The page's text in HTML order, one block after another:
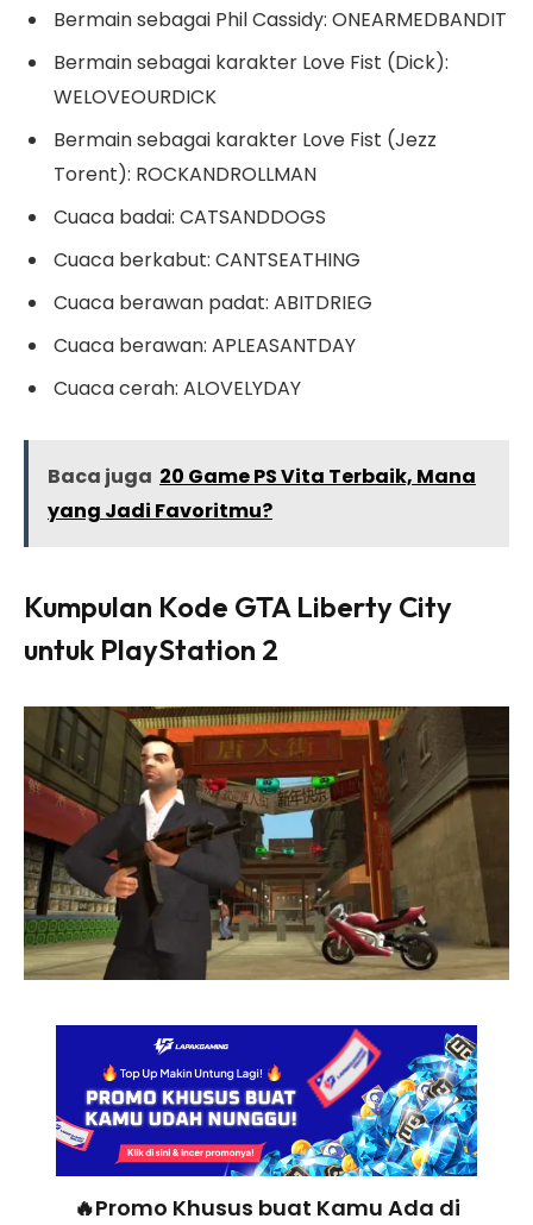
Bermain sebagai Phil Cassidy: ONEARMEDBANDIT
Bermain sebagai karakter Love Fist (Dick):
WELOVEOURDICK
Bermain sebagai karakter Love Fist (Jezz
Torent): ROCKANDROLLMAN
Cuaca badai: CATSANDDOGS
Cuaca berkabut: CANTSEATHING
Cuaca berawan padat: ABITDRIEG
Cuaca berawan: APLEASANTDAY
Cuaca cerah: ALOVELYDAY
Baca juga 20 Game PS Vita Terbaik, Mana
yang Jadi Favoritmu?
Kumpulan Kode GTA Liberty City
untuk PlayStation 2
🔥Promo Khusus buat Kamu Ada di